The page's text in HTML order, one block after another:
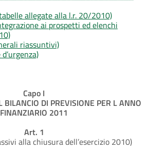
allegate alla l.r. 20/2010)
ai prospetti ed elenchi
riassuntivi)
Capo I
BILANCIO DI PREVISIONE PER L ANNO
FINANZIARIO 2011
Art. 1
alla chiusura dell’esercizio 2010)